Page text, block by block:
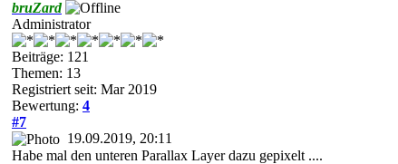
bruZard
Administrator
Beiträge: 121
Themen: 13
Registriert seit: Mar 2019
Bewertung: 4
#7
19.09.2019, 20:11
Habe mal den unteren Parallax Layer dazu gepixelt ....